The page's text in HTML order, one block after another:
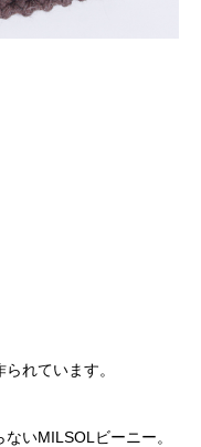
れています。
いMILSOLビーニー。